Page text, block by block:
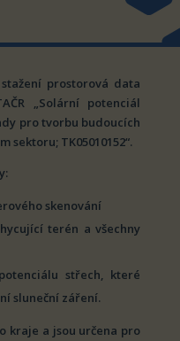
prostorová data
„Solární potenciál
pro tvorbu budoucích
TK05010152“.
skenování
terén a všechny
střech, které
sluneční záření.
kraje a jsou určena pro